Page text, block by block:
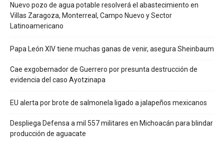
Nuevo pozo de agua potable resolverá el abastecimiento en
Villas Zaragoza, Monterreal, Campo Nuevo y Sector
Latinoamericano
Papa León XIV tiene muchas ganas de venir, asegura Sheinbaum
Cae exgobernador de Guerrero por presunta destrucción de
evidencia del caso Ayotzinapa
EU alerta por brote de salmonela ligado a jalapeños mexicanos
Despliega Defensa a mil 557 militares en Michoacán para blindar
producción de aguacate